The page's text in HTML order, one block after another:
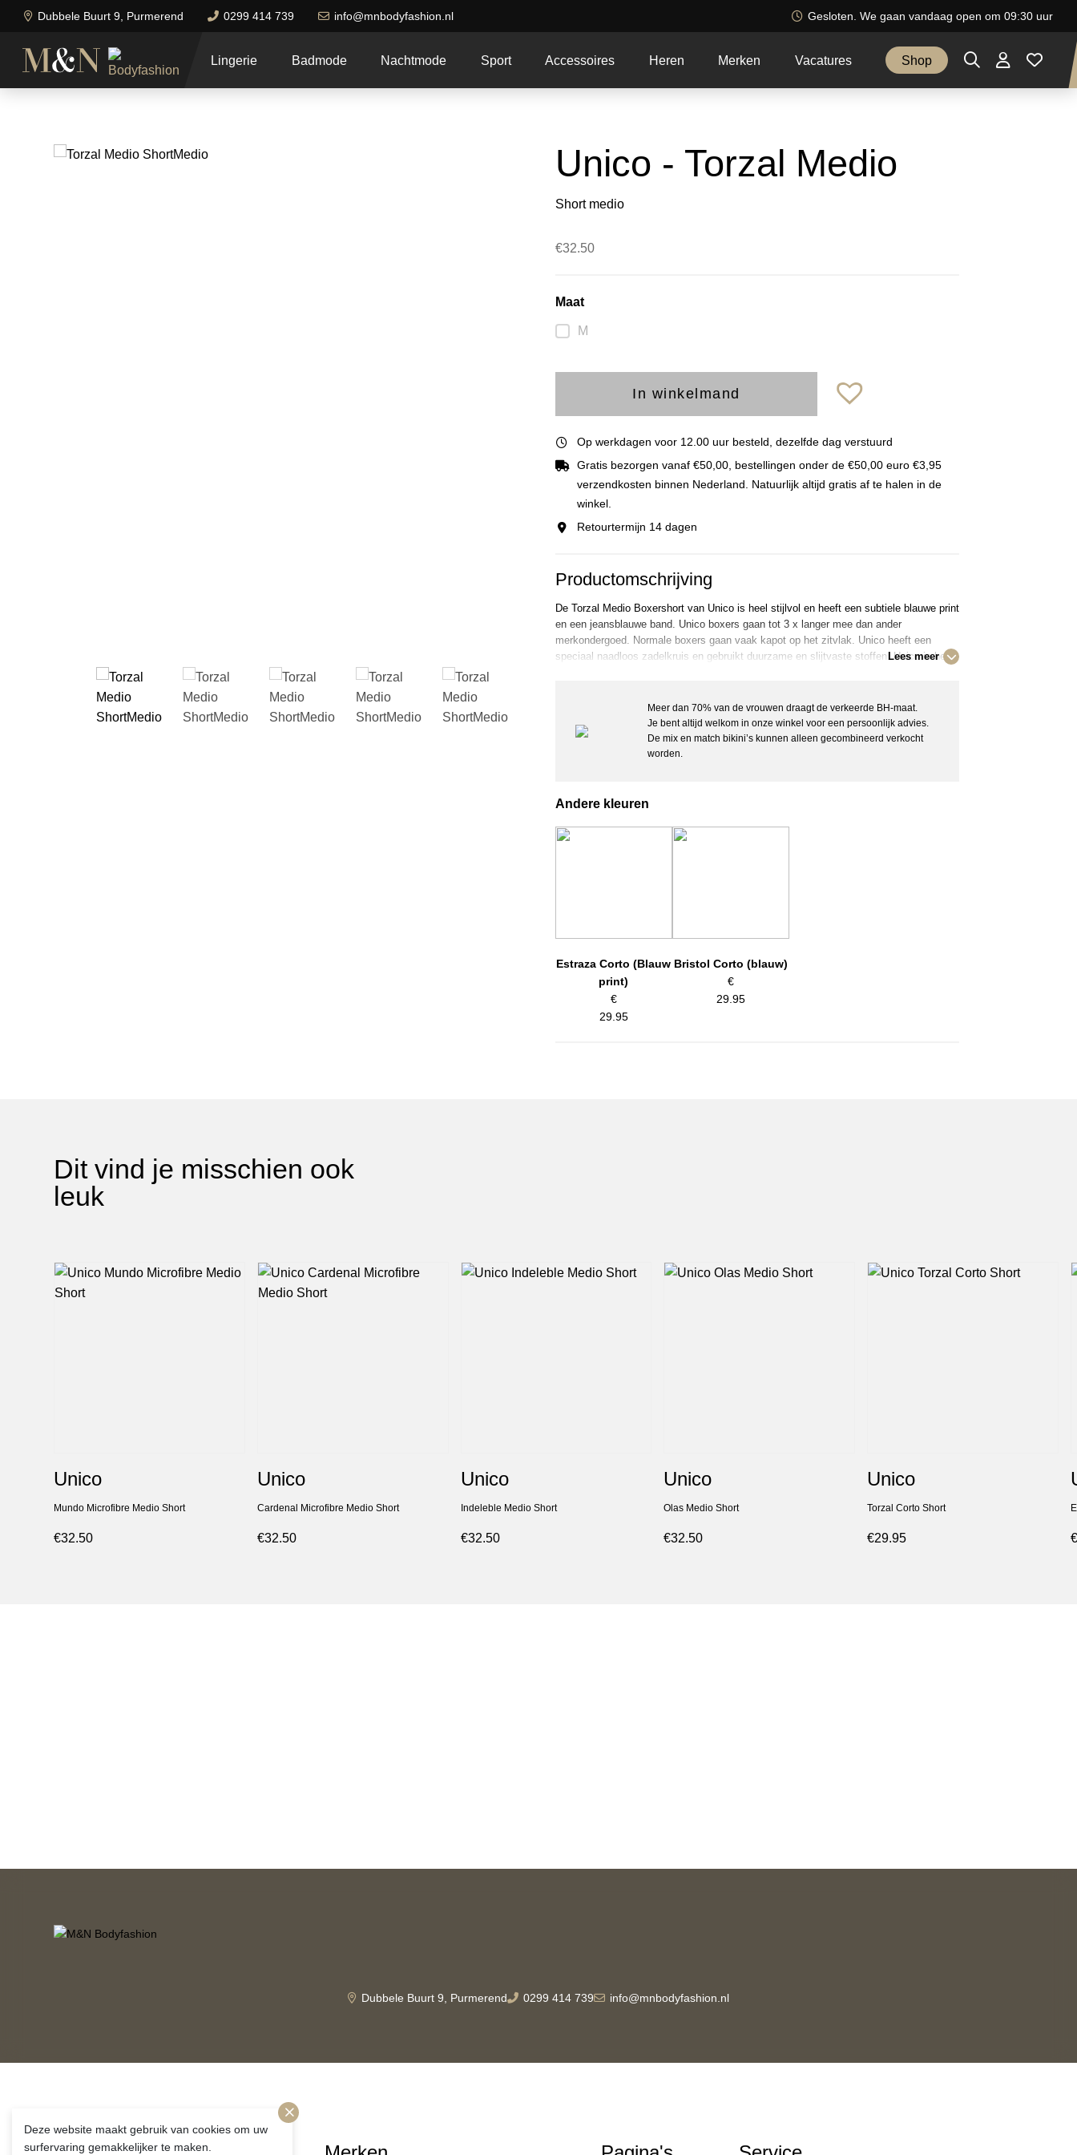
Deze website maakt gebruik van cookies om uw
surfervaring gemakkelijker te maken.
Dubbele Buurt 9, Purmerend 0299 414 739 info@mnbodyfashion.nl Gesloten. We gaan vandaag open om 09:30 uur
Lingerie Badmode Nachtmode Sport Accessoires Heren Merken Vacatures Shop
Unico - Torzal Medio
Short medio
€32.50
Maat
M
In winkelmand
Op werkdagen voor 12.00 uur besteld, dezelfde dag verstuurd
Gratis bezorgen vanaf €50,00, bestellingen onder de €50,00 euro €3,95
verzendkosten binnen Nederland. Natuurlijk altijd gratis af te halen in de
winkel.
Retourtermijn 14 dagen
Productomschrijving
De Torzal Medio Boxershort van Unico is heel stijlvol en heeft een subtiele blauwe print
en een jeansblauwe band. Unico boxers gaan tot 3 x langer mee dan ander
merkondergoed. Normale boxers gaan vaak kapot op het zitvlak. Unico heeft een
speciaal naadloos zadelkruis en gebruikt duurzame en slijtvaste stoffen. Unico is het
houdt jij je zaakje gezond. Unico staat voor een premium merk het elastiek is van de
allerhoogste kwaliteit en gaat nooit flubberen. Deze short heeft geen omhoog kruipende
pijpjes en is zeer zacht en kleurvast.
– Lage Taille
– Unico logo band
– Naadloos zadelkruis
Lees meer
Meer dan 70% van de vrouwen draagt de verkeerde BH-maat.
Je bent altijd welkom in onze winkel voor een persoonlijk advies.
De mix en match bikini’s kunnen alleen gecombineerd verkocht
worden.
Andere kleuren
Estraza Corto (Blauw
print)
€
29.95
Bristol Corto (blauw)
€
29.95
Dit vind je misschien ook
leuk
Unico
Mundo Microfibre Medio Short
€32.50
Unico
Cardenal Microfibre Medio Short
€32.50
Unico
Indeleble Medio Short
€32.50
Unico
Olas Medio Short
€32.50
Unico
Torzal Corto Short
€29.95
Dubbele Buurt 9, Purmerend 0299 414 739 info@mnbodyfashion.nl